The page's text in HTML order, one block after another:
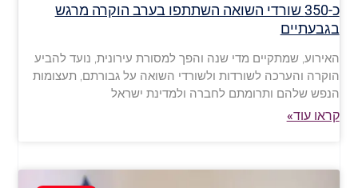
כ-350 שורדי השואה השתתפו בערב הוקרה מרגש
בגבעתיים
האירוע, שמתקיים מדי שנה והפך למסורת עירונית, נועד להביע
הוקרה והערכה לשורדות ולשורדי השואה על גבורתם, תעצומות
הנפש שלהם ותרומתם לחברה ולמדינת ישראל
קראו עוד»